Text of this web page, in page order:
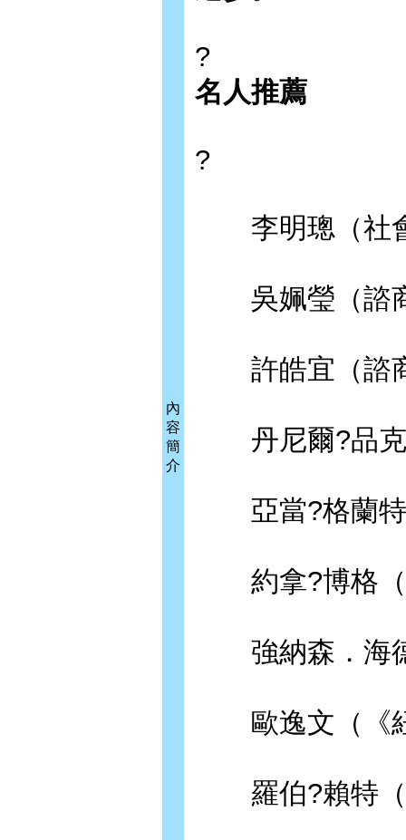
內
容
簡
介
?
名人推薦
?
李明璁（社
吳姵瑩（諮
許皓宜（諮
丹尼爾?品克
亞當?格蘭特
約拿?博格（
強納森．海德
歐逸文（《
羅伯?賴特（